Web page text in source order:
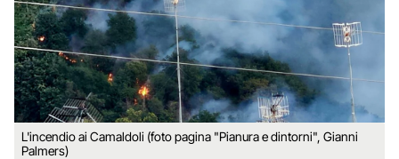
L'incendio ai Camaldoli (foto pagina "Pianura e dintorni", Gianni
Palmers)